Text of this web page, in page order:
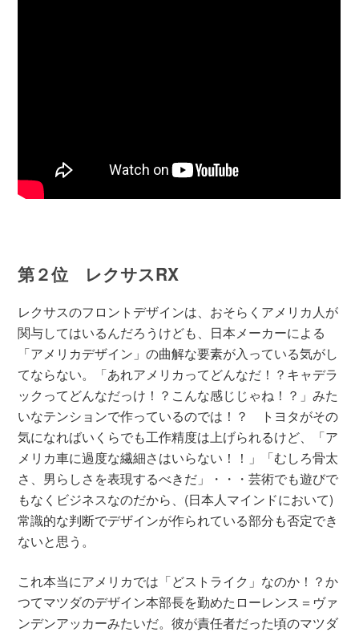
第２位 レクサスRX
レクサスのフロントデザインは、おそらくアメリカ人が
関与してはいるんだろうけども、日本メーカーによる
「アメリカデザイン」の曲解な要素が入っている気がし
てならない。「あれアメリカってどんなだ！？キャデラ
ックってどんなだっけ！？こんな感じじゃね！？」みた
いなテンションで作っているのでは！？ トヨタがその
気になればいくらでも工作精度は上げられるけど、「ア
メリカ車に過度な繊細さはいらない！！」「むしろ骨太
さ、男らしさを表現するべきだ」・・・芸術でも遊びで
もなくビジネスなのだから、(日本人マインドにおいて)
常識的な判断でデザインが作られている部分も否定でき
ないと思う。
これ本当にアメリカでは「どストライク」なのか！？か
つてマツダのデザイン本部長を勤めたローレンス＝ヴァ
ンデンアッカーみたいだ。彼が責任者だった頃のマツダ